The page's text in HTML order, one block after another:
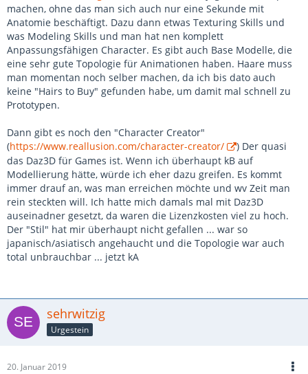
machen, ohne das man sich auch nur eine Sekunde mit
Anatomie beschäftigt. Dazu dann etwas Texturing Skills und
was Modeling Skills und man hat nen komplett
Anpassungsfähigen Character. Es gibt auch Base Modelle, die
eine sehr gute Topologie für Animationen haben. Haare muss
man momentan noch selber machen, da ich bis dato auch
keine "Hairs to Buy" gefunden habe, um damit mal schnell zu
Prototypen.
Dann gibt es noch den "Character Creator"
(https://www.reallusion.com/character-creator/
) Der quasi
das Daz3D für Games ist. Wenn ich überhaupt kB auf
Modellierung hätte, würde ich eher dazu greifen. Es kommt
immer drauf an, was man erreichen möchte und wv Zeit man
rein steckten will. Ich hatte mich damals mal mit Daz3D
auseinadner gesetzt, da waren die Lizenzkosten viel zu hoch.
Der "Stil" hat mir überhaupt nicht gefallen ... war so
japanisch/asiatisch angehaucht und die Topologie war auch
total unbrauchbar ... jetzt kA
sehrwitzig
Urgestein
20. Januar 2019